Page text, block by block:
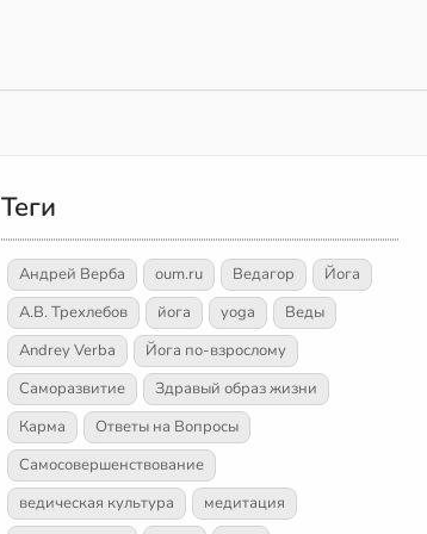
Теги
Андрей Верба oum.ru Ведагор
Йога
А.В. Трехлебов
йога yoga
Веды
Andrey Verba
Йога по-взрослому
Саморазвитие
Здравый образ жизни
Карма
Ответы на Вопросы
Самосовершенствование
ведическая культура
медитация